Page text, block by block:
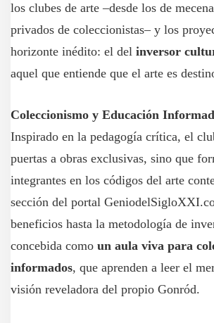
los clubes de arte –desde los de
privados de coleccionistas– y los
horizonte inédito: el del inversor
aquel que entiende que el arte es
Coleccionismo y Educación
Inspirado en la pedagogía crítica, el
puertas a obras exclusivas, sino que
integrantes en los códigos del arte
sección del portal
beneficios hasta la metodología de
concebida como un aula viva para
informados, que aprenden a leer el
visión reveladora del propio Gonród.